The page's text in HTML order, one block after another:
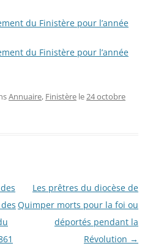
du Finistère pour l’année
du Finistère pour l’année
Annuaire, Finistère le24 octobre
Les prêtres du diocèse de
Quimper morts pour la foi ou
déportés pendant la
Révolution →